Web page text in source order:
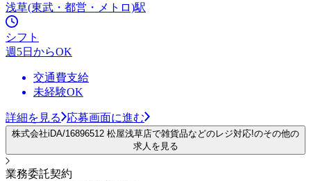
浅草(東武・都営・メトロ)駅
シフト
週5日からOK
交通費支給
未経験OK
詳細を見る 応募画面に進む
株式会社iDA/16896512 松屋浅草店で雑貨品などのレジ対応!のその他の
求人を見る
業務委託契約